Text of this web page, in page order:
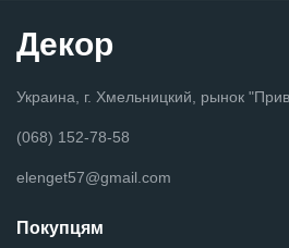
Декор
Украина, г. Хмельницкий, рынок
(068) 152-78-58
elenget57@gmail.com
Покупцям